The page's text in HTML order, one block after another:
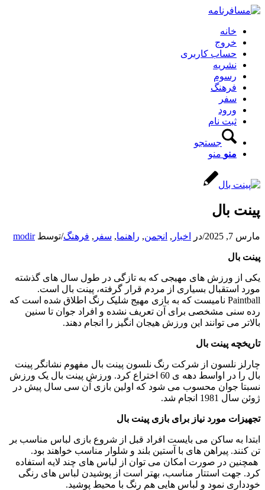
خانه
خروج
حساب کاربری
نشریه
رسوم
فرهنگ
سفر
ورود
ثبت نام
جستجو
منو منو
پینت بال
مارس 7, 2025 /در اخبار , انجمن, راهنما, سفر , فرهنگ/توسطmodir
پینت بال
یکی از ورزش های مهیجی که به تازگی در طول سال های گذشته
مورد استقبال بسیاری از مردم قرار گرفته، پینت بال است.
Paintball نامیست که به بازی مهیج شلیک رنگ اطلاق شده است که
رده سنی مشخصی برای آن تعریف نشده و افراد جوان تا سنین
بالاتر می توانند این ورزش هیجان انگیز را انجام دهند.
تاریخچه پینت بال
چارلز نلسون از شرکت رنگ نلسون پینت بال مفهوم نشانگر پینت
بال را در اواسط دهه ی 60 اختراع کرد. ورزش پینت بال یک ورزش
نسبتا جوان محسوب می شود که اولین بازی آن سی سال پیش در
ژوئن سال 1981 انجام شد.
تجهیزات مورد نیاز برای بازی پینت بال
ابتدا به ساکن می بایست افراد قبل از شروع بازی لباس مناسب بر
تن کنند. پیراهن های با آستین بلند و شلوار مناسب خواهند بود.
همچنین در صورت امکان می توان از لباس های چند لایه استفاده
کرد. جهت استتار مناسب، بهتر است از پوشیدن لباس های رنگی
خودداری نمود و لباس هایی هم رنگ با محیط پوشید.